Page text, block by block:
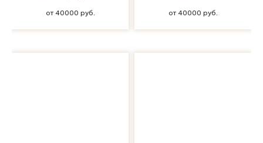
от 40000 руб. от 40000 руб.